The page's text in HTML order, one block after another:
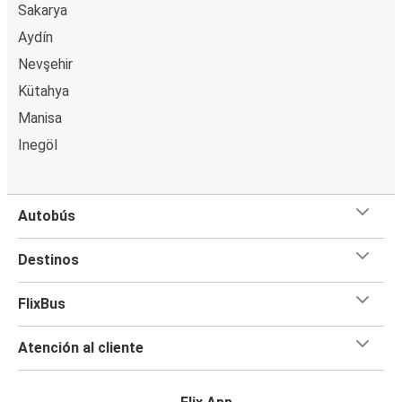
Sakarya
Aydín
Nevşehir
Kütahya
Manisa
Inegöl
Autobús
Destinos
FlixBus
Atención al cliente